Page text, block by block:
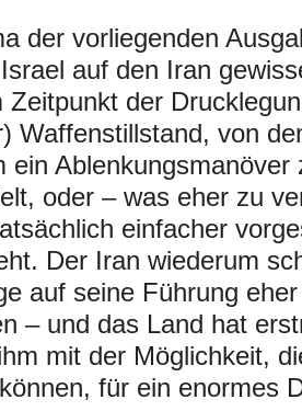
der vorliegenden
auf den Iran
Zeitpunkt der
Waffenstillstand, von
ein
oder – was eher zu
einfacher
Der Iran wiederum
auf seine Führung
– und das Land hat
mit der Möglichkeit,
für ein enormes